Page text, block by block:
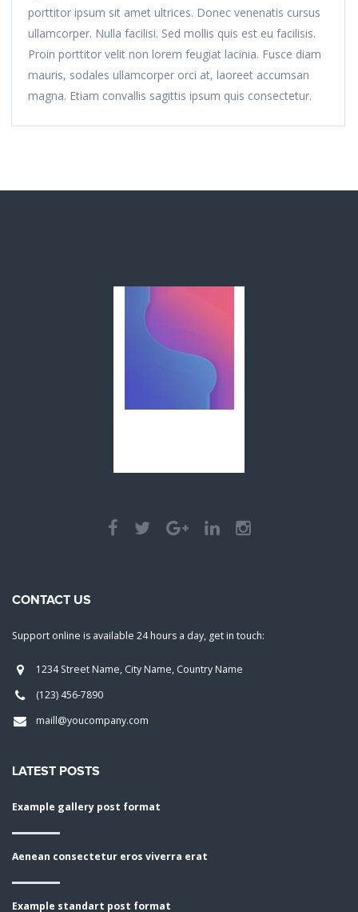
porttitor ipsum sit amet ultrices. Donec venenatis cursus
ullamcorper. Nulla facilisi. Sed mollis quis est eu facilisis.
Proin porttitor velit non lorem feugiat lacinia. Fusce diam
mauris, sodales ullamcorper orci at, laoreet accumsan
magna. Etiam convallis sagittis ipsum quis consectetur.
CONTACT US
Support online is available 24 hours a day, get in touch:
1234 Street Name, City Name, Country Name
(123) 456-7890
maill@youcompany.com
LATEST POSTS
Example gallery post format
Aenean consectetur eros viverra erat
Example standart post format